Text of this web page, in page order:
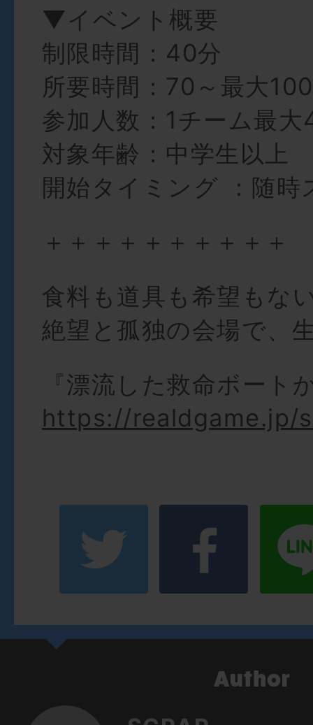
▼イベント概要
制限時間：40分
所要時間：70～最大
参加人数：1チーム最大
対象年齢：中学生以上
開始タイミング ：随時
＋＋＋＋＋＋＋＋＋＋
食料も道具も希望もな
絶望と孤独の会場で、
『漂流した救命ボート
https://realdgame.jp/